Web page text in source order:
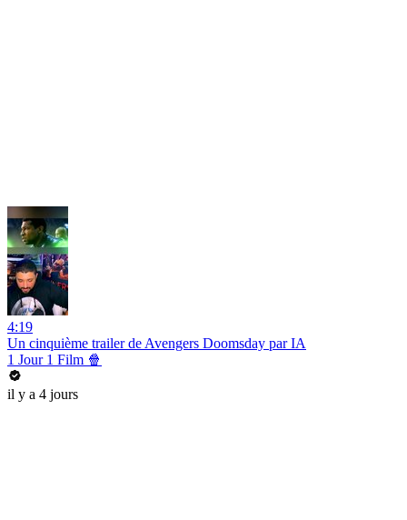
4:19
Un cinquième trailer de Avengers Doomsday par IA
1 Jour 1 Film 🍿
il y a 4 jours